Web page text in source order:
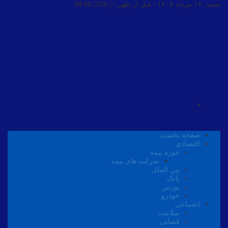
شنبه, ۱۷ مرداد ۱۴۰۵ / قبل از ظهر / 2026-08-08
صفحه نخست
اقتصادی
حوزه بیمه
شرکت های بیمه
بین الملل
بانک
بورس
خودرو
اجتماعی
سلامت
قضایی